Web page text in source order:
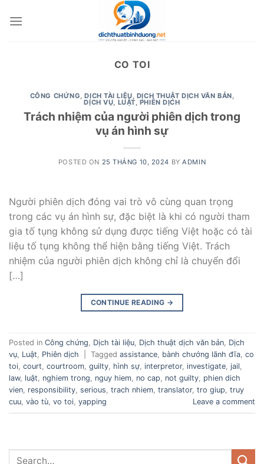
CO TOI
CÔNG CHỨNG,DỊCH TÀI LIỆU, DỊCH THUẬT DỊCH VĂN BẢN,
DỊCH VỤ, LUẬT, PHIÊN DỊCH
Trách nhiệm của người phiên dịch trong
vụ án hình sự
POSTED ON 25 THÁNG 10, 2024 BYADMIN
Người phiên dịch đóng vai trò vô cùng quan trọng
trong các vụ án hình sự, đặc biệt là khi có người tham
gia tố tụng không sử dụng được tiếng Việt hoặc có tài
liệu tố tụng không thể hiện bằng tiếng Việt. Trách
nhiệm của người phiên dịch không chỉ là chuyển đổi
[…]
CONTINUE READING →
Posted in Công chứng Dịch tài liệu Dịch thuật dịch văn bản Dịch
vụ Luật Phiên dịch Tagged assistance bành chướng lãnh đĩa co
toi court courtroom guilty hình sự interpretor, investigate jail
law, luật nghiem trong nguy hiem no cap not guilty phien dich
vien responsibility serious trach nhiem translator, tro giup truy
cuu vào tù vo toi yapping Leave a comment